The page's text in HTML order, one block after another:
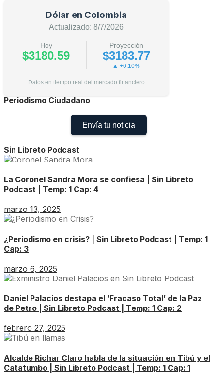
Dólar en Colombia
Actualizado: 8/7/2026
Hoy
$3180.59
Proyección
$3183.77
▲ +0.10%
Datos en tiempo real del mercado financiero
Periodismo Ciudadano
Envía tu noticia
Sin Libreto Podcast
La Coronel Sandra Mora se confiesa | Sin Libreto
Podcast | Temp: 1 Cap: 4
marzo 13, 2025
¿Periodismo en crisis? | Sin Libreto Podcast | Temp: 1
Cap: 3
marzo 6, 2025
Daniel Palacios destapa el ‘Fracaso Total’ de la Paz
de Petro | Sin Libreto Podcast | Temp: 1 Cap: 2
febrero 27, 2025
Alcalde Richar Claro habla de la situación en Tibú y el
Catatumbo | Sin Libreto Podcast | Temp: 1 Cap: 1